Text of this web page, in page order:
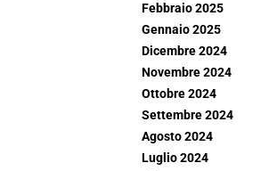
Febbraio 2025
Gennaio 2025
Dicembre 2024
Novembre 2024
Ottobre 2024
Settembre 2024
Agosto 2024
Luglio 2024